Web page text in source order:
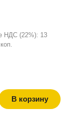
НДС (22%): 13
В корзину